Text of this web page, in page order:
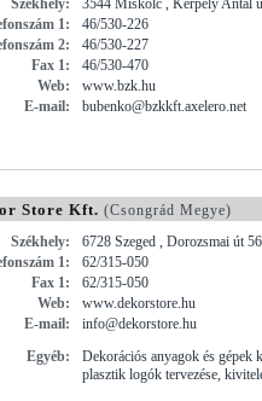
1:
46/530-226
2:
46/530-227
Fax 1:
46/530-470
Web:
www.bzk.hu
E-mail:
bubenko@bzkkft.axelero.net
Store Kft. (Csongrád Megye)
Székhely:
6728 Szeged , Dorozsmai út 56.
1:
62/315-050
Fax 1:
62/315-050
Web:
www.dekorstore.hu
E-mail:
info@dekorstore.hu
Egyéb:
Dekorációs anyagok és gépek
plasztik logók tervezése,